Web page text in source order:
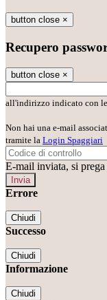
button close ×
Recupero
button close ×
all'indirizzo indicato con
Non hai una e-mail
tramite la Login Spaggiari
E-mail inviata, si
Errore
Chiudi
Successo
Chiudi
Informazione
Chiudi